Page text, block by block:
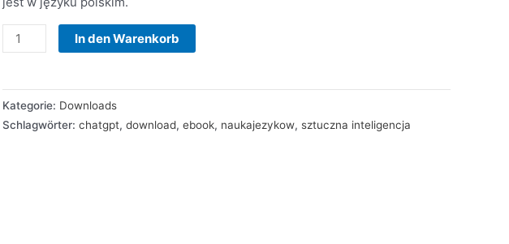
In den Warenkorb
Kategorie: Downloads
Schlagwörter: chatgpt, download, ebook, naukajezykow, sztuczna inteligencja